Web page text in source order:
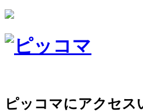
ピッコマにアクセス